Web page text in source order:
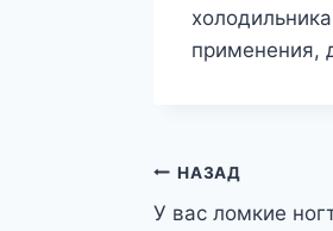
применения,
Навигация
НАЗАД
У вас ломкие